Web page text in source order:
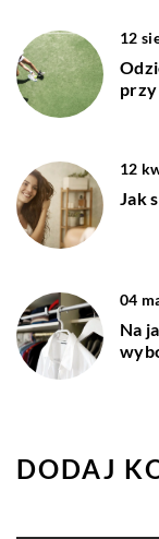
12
12
Jak
04
Na
DODAJ